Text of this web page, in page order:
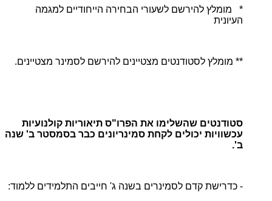
* מומלץ להירשם לשעורי הבחירה הייחודיים למגמה
העיונית
** מומלץ לסטודנטים מצטיינים להירשם לסמינר מצטיינים.
סטודנטים שהשלימו את הפרו"ס תיאוריות קולנועיות
עכשוויות יכולים לקחת סמינריונים כבר בסמסטר ב' שנה
ב'.
- כדרישת קדם לסמינרים בשנה ג' חייבים התלמידים ללמוד: